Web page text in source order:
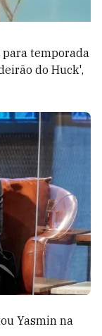
para temporada
do Huck',
Yasmin na